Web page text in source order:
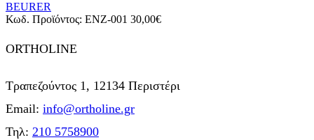
BEURER
Κωδ. Προϊόντος: ENZ-001 30,00€
ORTHOLINE
Τραπεζούντος 1, 12134 Περιστέρι
Email: info@ortholine.gr
Τηλ: 210 5758900